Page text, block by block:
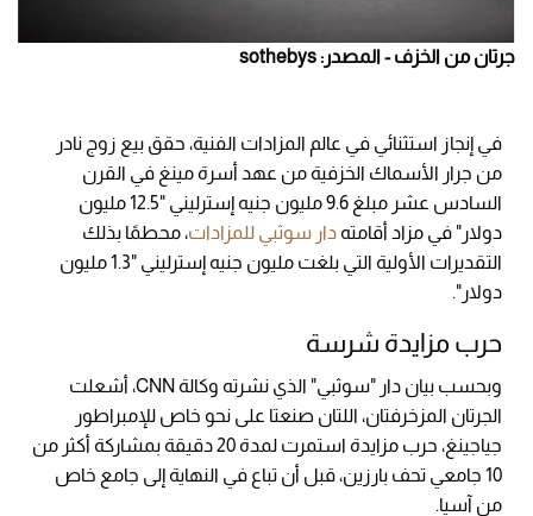
جرتان من الخزف - المصدر: sothebys
في إنجاز استثنائي في عالم المزادات الفنية، حقق بيع زوج نادر
من جرار الأسماك الخزفية من عهد أسرة مينغ في القرن
السادس عشر مبلغ 9.6 مليون جنيه إسترليني "12.5 مليون
دولار" في مزاد أقامته دار سوثبي للمزادات، محطمًا بذلك
التقديرات الأولية التي بلغت مليون جنيه إسترليني "1.3 مليون
دولار".
حرب مزايدة شرسة
وبحسب بيان دار "سوثبي" الذي نشرته وكالة CNN، أشعلت
الجرتان المزخرفتان، اللتان صنعتا على نحو خاص للإمبراطور
جياجينغ، حرب مزايدة استمرت لمدة 20 دقيقة بمشاركة أكثر من
10 جامعي تحف بارزين، قبل أن تباع في النهاية إلى جامع خاص
من آسيا.